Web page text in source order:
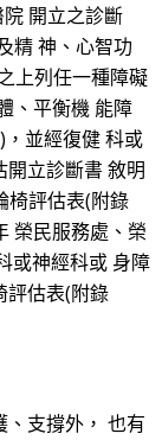
開立之診斷
精 神、心智功
上列任一種障礙
、平衡機 能障
並經復健 科或
開立診斷書 敘明
椅評估表(附錄
榮民服務處、榮
或神經科或 身障
評估表(附錄
、支撐外， 也有